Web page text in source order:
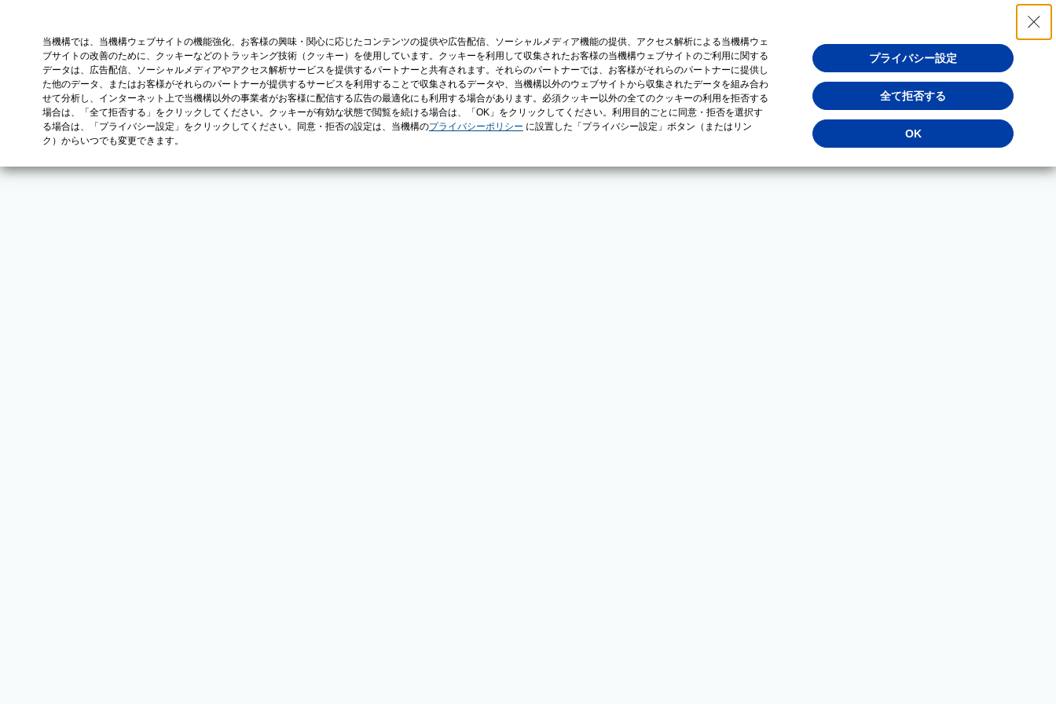
当機構では、当機構ウェブサイトの機能強化、お客様の興味・関心に応じたコンテンツの提供や広告配信、ソーシャルメディア機能の提供、アクセス解析による当機構ウェ
ブサイトの改善のために、クッキーなどのトラッキング技術（クッキー）を使用しています。クッキーを利用して収集されたお客様の当機構ウェブサイトのご利用に関する
データは、広告配信、ソーシャルメディアやアクセス解析サービスを提供するパートナーと共有されます。それらのパートナーでは、お客様がそれらのパートナーに提供し
た他のデータ、またはお客様がそれらのパートナーが提供するサービスを利用することで収集されるデータや、当機構以外のウェブサイトから収集されたデータを組み合わ
せて分析し、インターネット上で当機構以外の事業者がお客様に配信する広告の最適化にも利用する場合があります。必須クッキー以外の全てのクッキーの利用を拒否する
場合は、「全て拒否する」をクリックしてください。クッキーが有効な状態で閲覧を続ける場合は、「OK」をクリックしてください。利用目的ごとに同意・拒否を選択す
る場合は、「プライバシー設定」をクリックしてください。同意・拒否の設定は、当機構のプライバシーポリシー に設置した「プライバシー設定」ボタン（またはリン
ク）からいつでも変更できます。
プライバシー設定
全て拒否する
OK